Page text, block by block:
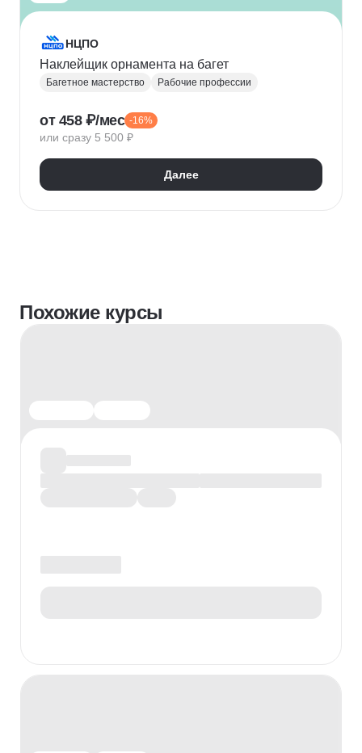
НЦПО
Наклейщик орнамента на багет
Багетное мастерство Рабочие профессии
от 458 ₽/мес -16%
или сразу 5 500 ₽
Далее
Похожие курсы